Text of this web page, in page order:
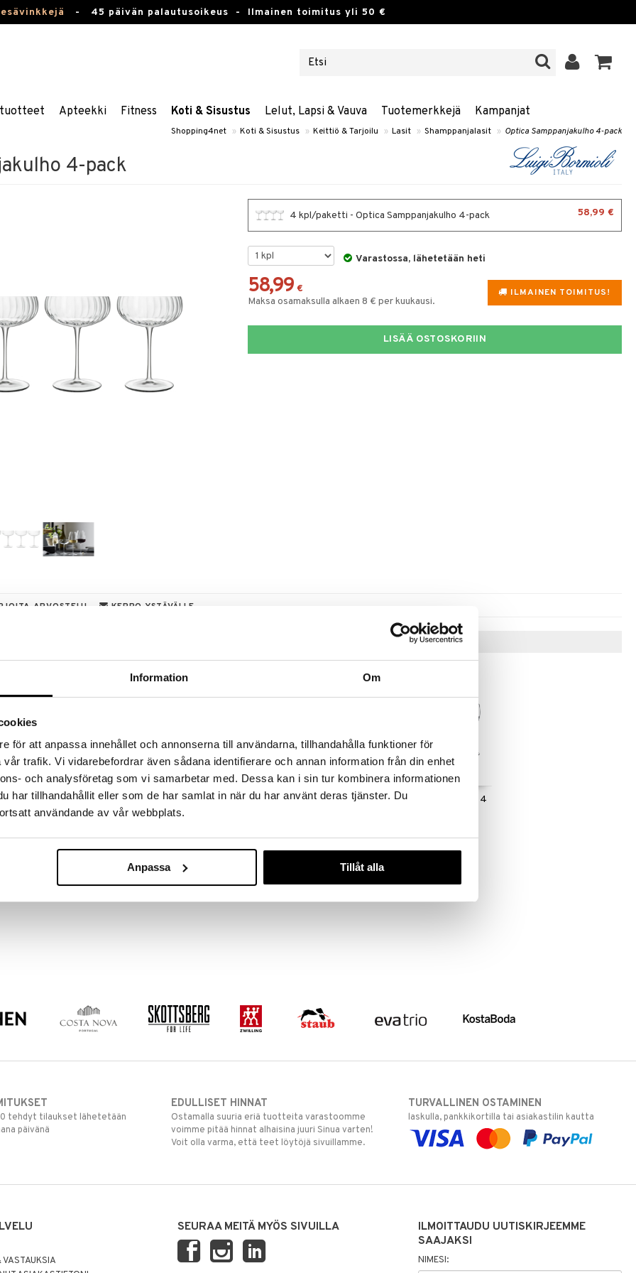
Information Om
för att anpassa innehållet och annonserna till användarna, tillhandahålla funktioner för
trafik. Vi vidarebefordrar även sådana identifierare och annan information från din enhet
och analysföretag som vi samarbetar med. Dessa kan i sin tur kombinera informationen
har tillhandahållit eller som de har samlat in när du har använt deras tjänster. Du
användande av vår webbplats.
Anpassa Tillåt alla
- 45 päivän palautusoikeus - Ilmainen toimitus yli 50 €
Apteekki Fitness Koti & Sisustus Lelut, Lapsi & Vauva Tuotemerkkejä Kampanjat
Shopping4net » Koti & Sisustus » Keittiö & Tarjoilu » Lasit » Shamppanjalasit » Optica Samppanjakulho 4-pack
4-pack
4 kpl/paketti - Optica Samppanjakulho 4-pack 58,99 €
Varastossa, lähetetään heti
ILMAINEN TOIMITUS!
58,99 €
Maksa osamaksulla alkaen 8 € per kuukausi.
LISÄÄ OSTOSKORIIN
ARVOSTELU KERRO YSTÄVÄLLE
löydöt kotiin!
suuren valikoiman jännittäviä tuotteita
hinnoilla!
voivat päästä loppumaan!
ale-löydöt »
jossa on kauniisti vekitetty muotoilu, joka antaa
joka kattaa reunaan ja jalkaan kohdistuvat
Vinkkejä sinulle
Diamante punaviinilasi 4
64,51
Diamante valkoviinilasi 4
62,24
tehdyt tilaukset lähetetään
päivänä
EDULLISET HINNAT
Ostamalla suuria eriä tuotteita varastoomme
voimme pitää hinnat alhaisina juuri Sinua varten!
Voit olla varma, että teet löytöjä sivuillamme.
TURVALLINEN OSTAMINEN
laskulla, pankkikortilla tai asiakastilin kautta
SEURAA MEITÄ MYÖS SIVUILLA
ILMOITTAUDU UUTISKIRJEEMME
SAAJAKSI
NIMESI: